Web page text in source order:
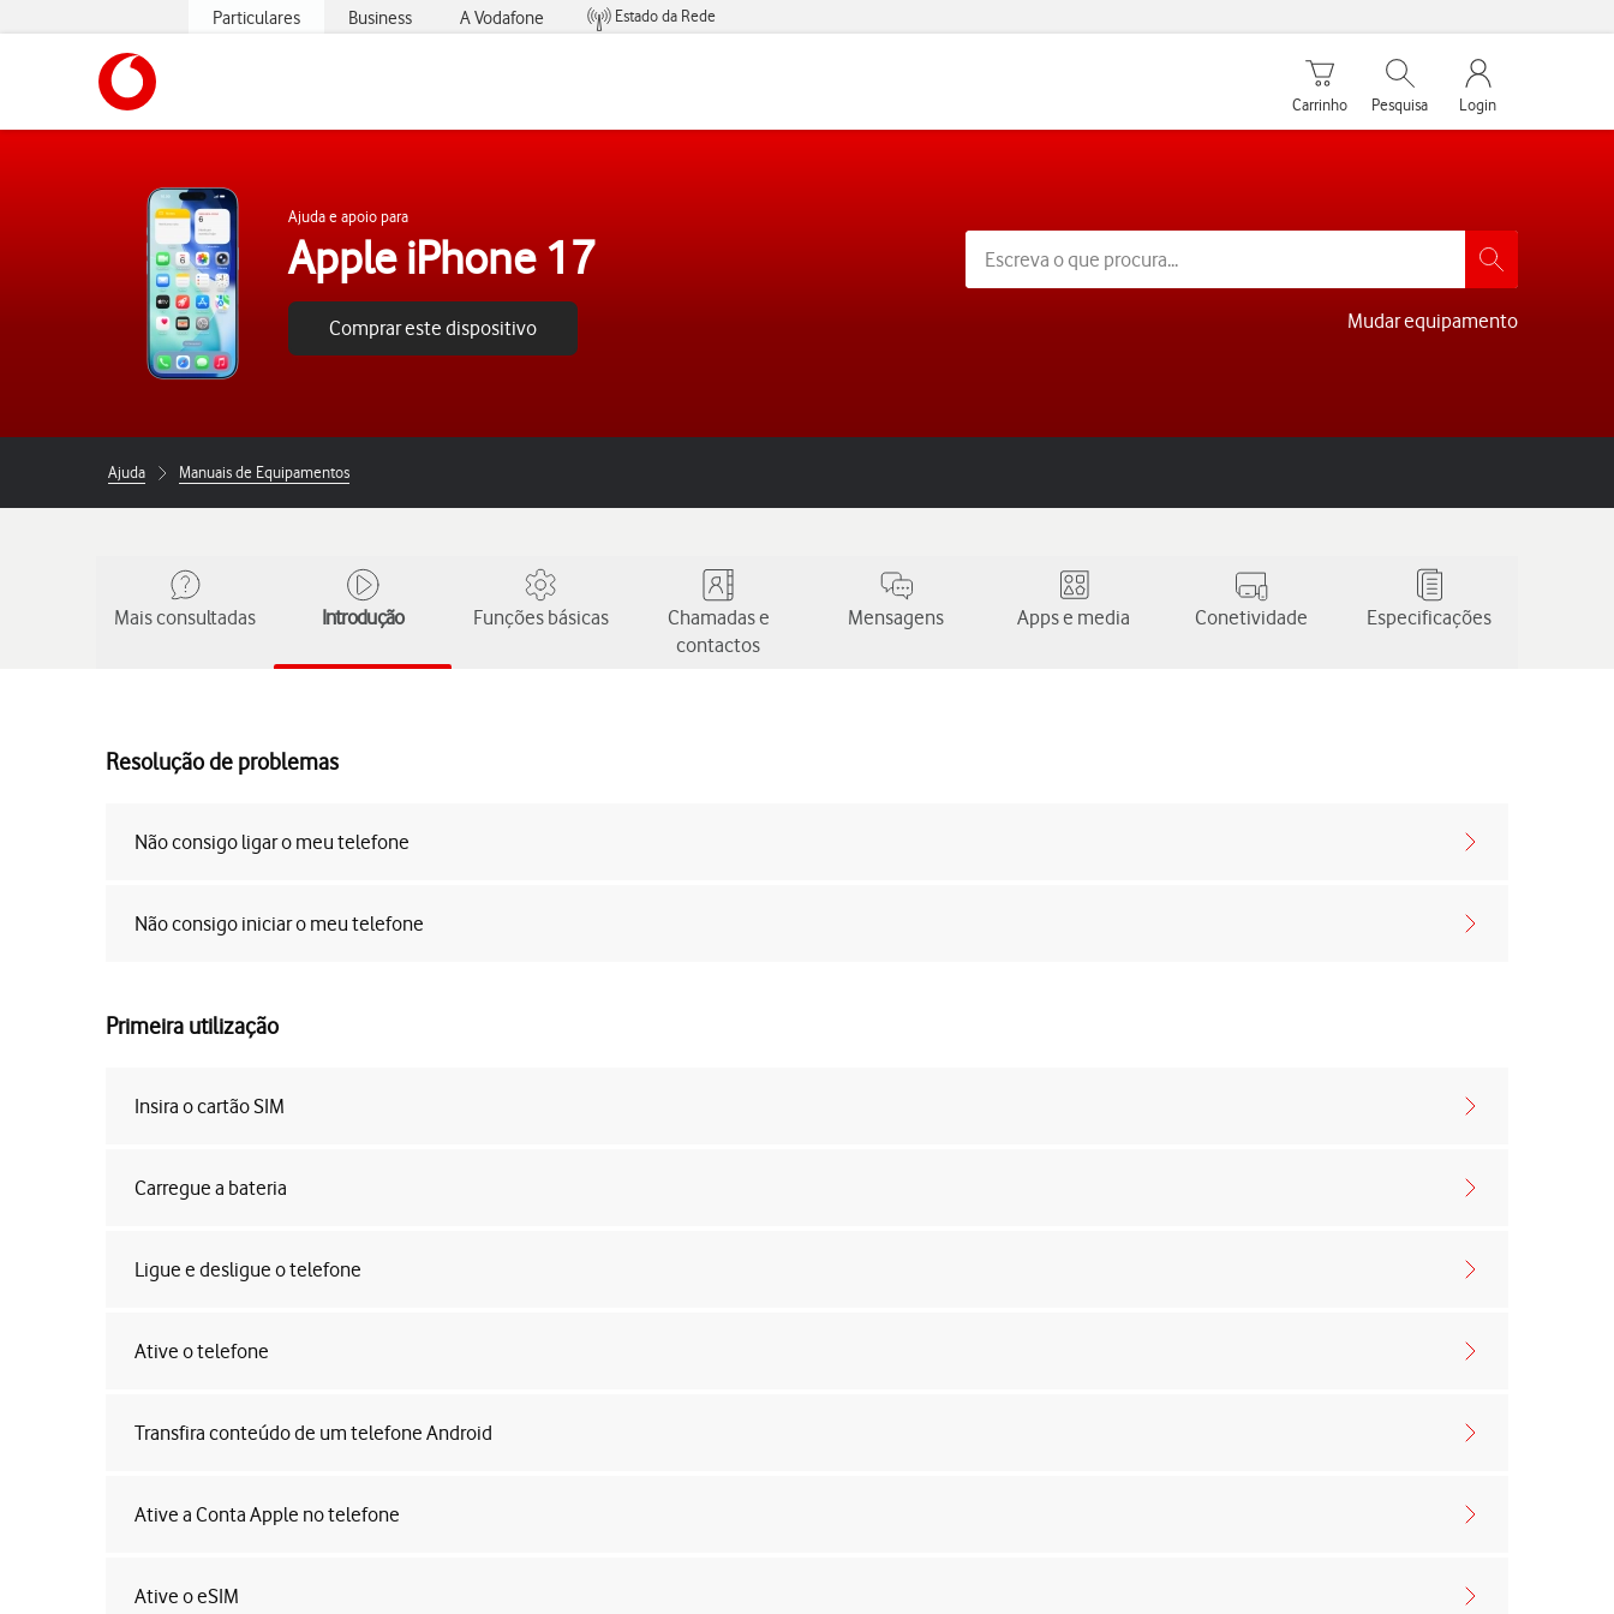
Particulares Business A Vodafone
Estado da Rede
Carrinho de compras
Carrinho
Pesquisar
Pesquisa
My Vodafone
Login
Ajuda e apoio para
Apple iPhone 17
Comprar este dispositivo Mudar equipamento
Ajuda Manuais de Equipamentos
Mais consultadas Introdução Funções básicas
Chamadas e
contactos
Mensagens Apps e media Conetividade Especificações
Resolução de problemas
Não consigo ligar o meu telefone
Não consigo iniciar o meu telefone
Primeira utilização
Insira o cartão SIM
Carregue a bateria
Ligue e desligue o telefone
Ative o telefone
Transfira conteúdo de um telefone Android
Ative a Conta Apple no telefone
Ative o eSIM